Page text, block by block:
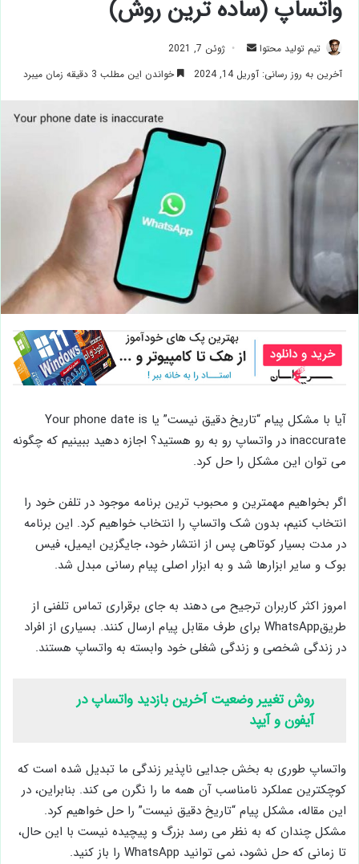
واتساپ (ساده ترین روش)
تیم تولید محتوا
ارسال
ایمیل
ژوئن 7, 2021
آخرین به روز رسانی: آوریل 14, 2024
خواندن این مطلب 3 دقیقه زمان میبرد
آیا با مشکل پیام “تاریخ دقیق نیست” یا Your phone date is
inaccurate در واتساپ رو به رو هستید؟ اجازه دهید ببینیم که چگونه
می توان این مشکل را حل کرد.
اگر بخواهیم مهمترین و محبوب ترین برنامه موجود در تلفن خود را
انتخاب کنیم، بدون شک واتساپ را انتخاب خواهیم کرد. این برنامه
در مدت بسیار کوتاهی پس از انتشار خود، جایگزین ایمیل، فیس
بوک و سایر ابزارها شد و به ابزار اصلی پیام رسانی مبدل شد.
امروز اکثر کاربران ترجیح می دهند به جای برقراری تماس تلفنی از
طریقWhatsApp برای طرف مقابل پیام ارسال کنند. بسیاری از افراد
در زندگی شخصی و زندگی شغلی خود وابسته به واتساپ هستند.
روش تغییر وضعیت آخرین بازدید واتساپ در
آیفون و آیپد
واتساپ طوری به بخش جدایی ناپذیر زندگی ما تبدیل شده است که
کوچکترین عملکرد نامناسب آن همه ما را نگرن می کند. بنابراین، در
این مقاله، مشکل پیام “تاریخ دقیق نیست” را حل خواهیم کرد.
مشکل چندان که به نظر می رسد بزرگ و پیچیده نیست با این حال،
تا زمانی که حل نشود، نمی توانید WhatsApp را باز کنید.